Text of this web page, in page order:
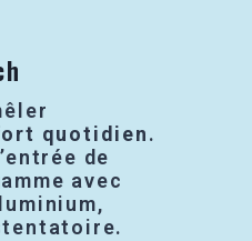
quotidien.
de
avec